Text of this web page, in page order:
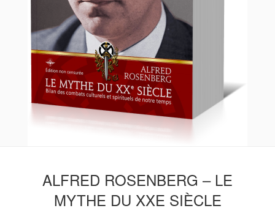
ALFRED ROSENBERG – LE
MYTHE DU XXE SIÈCLE